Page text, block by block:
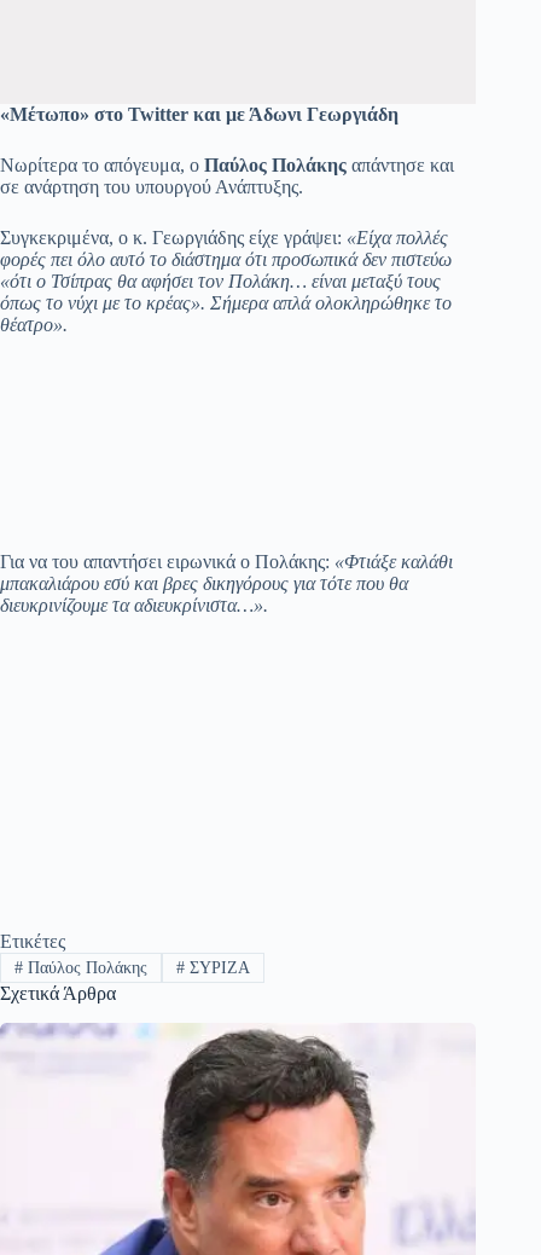
«Μέτωπο» στο Twitter και με Άδωνι Γεωργιάδη
Νωρίτερα το απόγευμα, ο Παύλος Πολάκης απάντησε και
σε ανάρτηση του υπουργού Ανάπτυξης.
Συγκεκριμένα, ο κ. Γεωργιάδης είχε γράψει: «Είχα πολλές
φορές πει όλο αυτό το διάστημα ότι προσωπικά δεν πιστεύω
«ότι ο Τσίπρας θα αφήσει τον Πολάκη… είναι μεταξύ τους
όπως το νύχι με το κρέας». Σήμερα απλά ολοκληρώθηκε το
θέατρο».
Για να του απαντήσει ειρωνικά ο Πολάκης: «Φτιάξε καλάθι
μπακαλιάρου εσύ και βρες δικηγόρους για τότε που θα
διευκρινίζουμε τα αδιευκρίνιστα…».
Ετικέτες
#Παύλος Πολάκης #ΣΥΡΙΖΑ
Σχετικά Άρθρα